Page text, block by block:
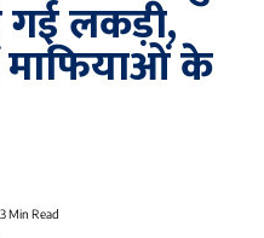
लकड़ी,
के
3 Min Read